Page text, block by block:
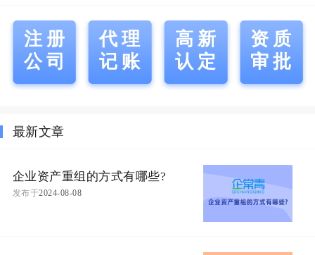
注册
公司
代理
记账
高新
认定
资质
审批
最新文章
企业资产重组的方式有哪些?
发布于2024-08-08